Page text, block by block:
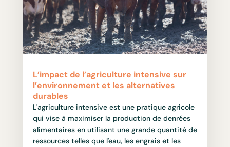
L’impact de l’agriculture intensive sur
l’environnement et les alternatives
durables
L'agriculture intensive est une pratique agricole
qui vise à maximiser la production de denrées
alimentaires en utilisant une grande quantité de
ressources telles que l'eau, les engrais et les